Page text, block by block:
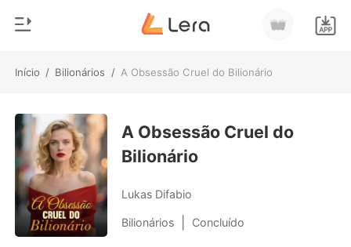
Início / Bilionários / A Obsessão Cruel do Bilionário
Loja
Histórico
Sair
Gênero
Moderno
Lobisomem
Contos
A Obsessão Cruel do
Bilionário
Lukas Difabio
Bilionários Concluído